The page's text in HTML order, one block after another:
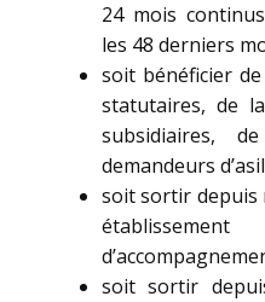
24 mois
les 48 derniers
soit bénéficier
statutaires, de
subsidiaires,
demandeurs
soit sortir depuis
soit sortir